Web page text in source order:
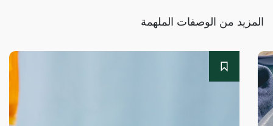
المزيد من الوصفات الملهمة